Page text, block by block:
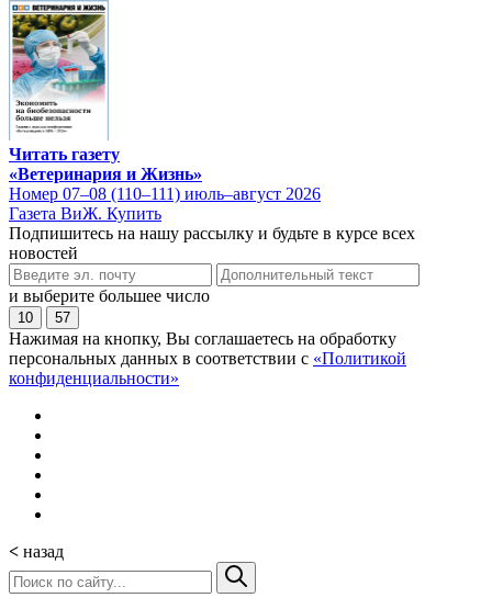
Читать газету
«Ветеринария и Жизнь»
Номер 07–08 (110–111) июль–август 2026
Газета ВиЖ. Купить
Подпишитесь на нашу рассылку и будьте в курсе всех
новостей
и выберите большее число
10 57
Нажимая на кнопку, Вы соглашаетесь на обработку
персональных данных в соответствии с «Политикой
конфиденциальности»
< назад